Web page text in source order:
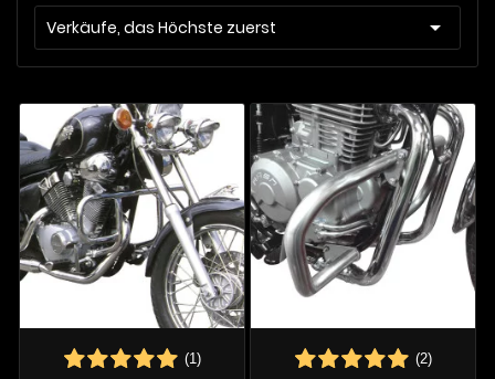
Verkäufe, das Höchste zuerst 
(1) (2)